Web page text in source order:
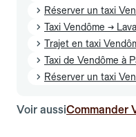
Réserver un taxi
Taxi Vendôme → Laval
Trajet en taxi
Taxi de Vendôme à
Réserver un taxi
Voir aussiCommander